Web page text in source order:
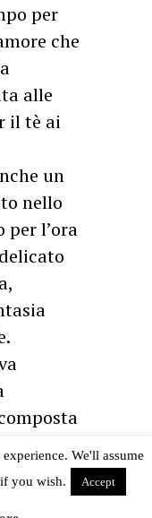
per
che
alle
il tè ai
un
nello
per l’ora
e
We'll assume
you wish.
Accept